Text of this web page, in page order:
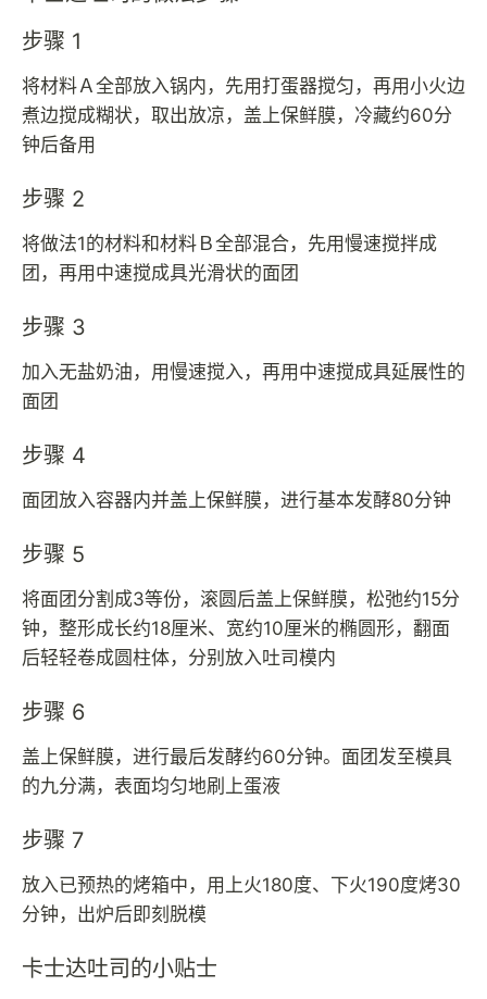
步骤 1
将材料Ａ全部放入锅内，先用打蛋器搅匀，再用小火边
煮边搅成糊状，取出放凉，盖上保鲜膜，冷藏约60分
钟后备用
步骤 2
将做法1的材料和材料Ｂ全部混合，先用慢速搅拌成
团，再用中速搅成具光滑状的面团
步骤 3
加入无盐奶油，用慢速搅入，再用中速搅成具延展性的
面团
步骤 4
面团放入容器内并盖上保鲜膜，进行基本发酵80分钟
步骤 5
将面团分割成3等份，滚圆后盖上保鲜膜，松弛约15分
钟，整形成长约18厘米、宽约10厘米的椭圆形，翻面
后轻轻卷成圆柱体，分别放入吐司模内
步骤 6
盖上保鲜膜，进行最后发酵约60分钟。面团发至模具
的九分满，表面均匀地刷上蛋液
步骤 7
放入已预热的烤箱中，用上火180度、下火190度烤30
分钟，出炉后即刻脱模
卡士达吐司的小贴士